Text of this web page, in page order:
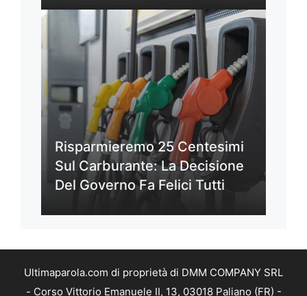
Risparmieremo 25 Centesimi
Sul Carburante: La Decisione
Del Governo Fa Felici Tutti
Ultimaparola.com di proprietà di DMM COMPANY SRL
- Corso Vittorio Emanuele II, 13, 03018 Paliano (FR) -